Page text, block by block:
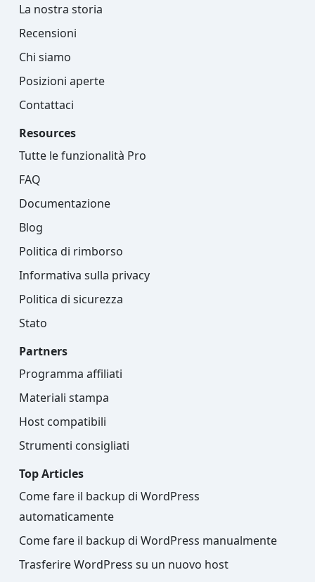
La nostra storia
Recensioni
Chi siamo
Posizioni aperte
Contattaci
Resources
Tutte le funzionalità Pro
FAQ
Documentazione
Blog
Politica di rimborso
Informativa sulla privacy
Politica di sicurezza
Stato
Partners
Programma affiliati
Materiali stampa
Host compatibili
Strumenti consigliati
Top Articles
Come fare il backup di WordPress
automaticamente
Come fare il backup di WordPress manualmente
Trasferire WordPress su un nuovo host